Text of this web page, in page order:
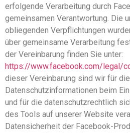
erfolgende Verarbeitung durch
gemeinsamen Verantwortung. Die
obliegenden Verpflichtungen
über gemeinsame Verarbeitung
der Vereinbarung finden Sie unter:
https://www.facebook.com/legal/
dieser Vereinbarung sind wir für
Datenschutzinformationen beim
und für die datenschutzrechtlich
des Tools auf unserer Website
Datensicherheit der Facebook-